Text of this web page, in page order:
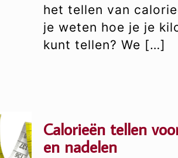
het tellen van
je weten hoe je je
kunt tellen? We […]
Calorieën tellen
en nadelen